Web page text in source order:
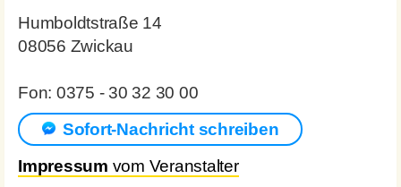
Humboldtstraße 14
08056 Zwickau
Fon: 0375 - 30 32 30 00
Sofort-Nachricht schreiben
Impressum vom Veranstalter